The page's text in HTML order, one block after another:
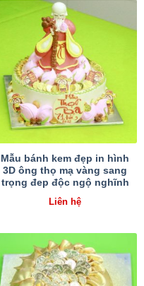
Mẫu bánh kem đẹp in hình
3D ông thọ mạ vàng sang
trọng đep độc ngộ nghĩnh
Liên hệ